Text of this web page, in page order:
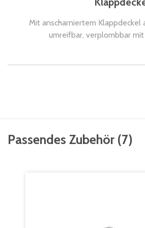
Mit anscharniertem Klappdeckel
umreifbar, verplombbar mit
Passendes Zubehör (7)